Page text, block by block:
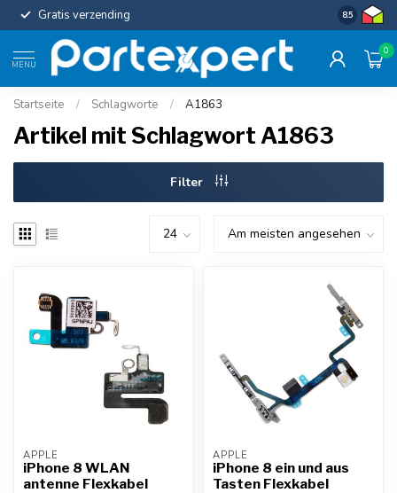
Gratis verzending Uniforme
8.5
MENU
0
Startseite / Schlagworte / A1863
Artikel mit Schlagwort A1863
Filter
APPLE
iPhone 8 WLAN
antenne Flexkabel
APPLE
iPhone 8 ein und aus
Tasten Flexkabel